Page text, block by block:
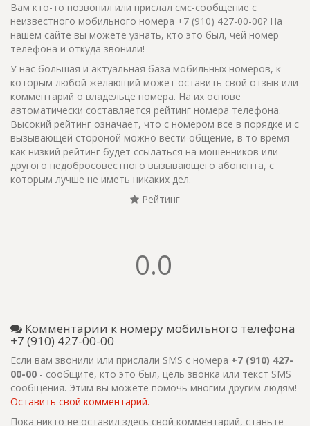
Вам кто-то позвонил или прислал смс-сообщение с
неизвестного мобильного номера +7 (910) 427-00-00? На
нашем сайте вы можете узнать, кто это был, чей номер
телефона и откуда звонили!
У нас большая и актуальная база мобильных номеров, к
которым любой желающий может оставить свой отзыв или
комментарий о владельце номера. На их основе
автоматически составляется рейтинг номера телефона.
Высокий рейтинг означает, что с номером все в порядке и с
вызывающей стороной можно вести общение, в то время
как низкий рейтинг будет ссылаться на мошенников или
другого недобросовестного вызывающего абонента, с
которым лучше не иметь никаких дел.
Рейтинг
0.0
Комментарии к номеру мобильного телефона
+7 (910) 427-00-00
Если вам звонили или прислали SMS с номера +7 (910) 427-
00-00 - сообщите, кто это был, цель звонка или текст SMS
сообщения. Этим вы можете помочь многим другим людям!
Оставить свой комментарий.
Пока никто не оставил здесь свой комментарий, станьте